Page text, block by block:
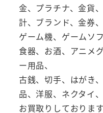
金、プラチナ、金貨
計、ブランド、金券
ゲーム機、ゲームソ
食器、お酒、アニメ
ー用品、
古銭、切手、はがき
品、洋服、ネクタイ
お買取りしておりま